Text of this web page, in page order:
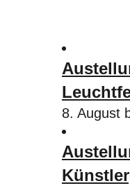
8. August